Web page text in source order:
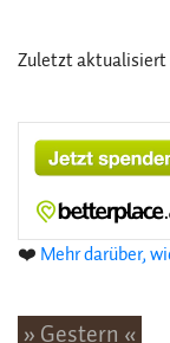
Zuletzt aktualisiert
❤️ Mehr darüber,
» Gestern «